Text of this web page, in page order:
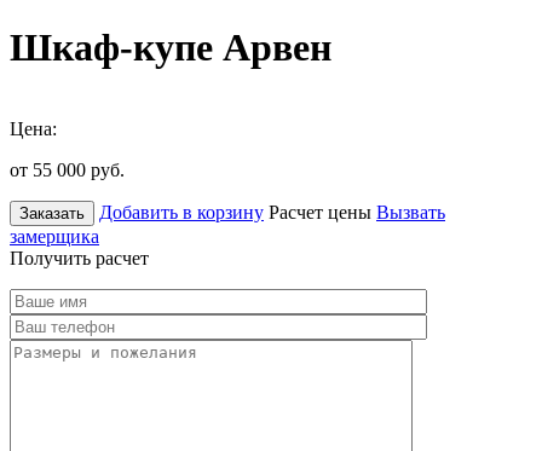
Шкаф-купе Арвен
Цена:
от 55 000 руб.
Заказать Добавить в корзину Расчет цены Вызвать
замерщика
Получить расчет